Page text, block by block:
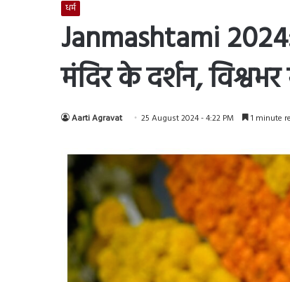
धर्म
Janmashtami
मंदिर के दर्शन,
Aarti Agravat 25 August 2024 - 4:22 PM 1 minute